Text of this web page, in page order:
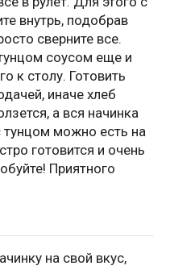
внутрь, подобрав
сверните все.
соусом еще и
к столу. Готовить
иначе хлеб
а вся начинка
тунцом можно есть на
готовится и очень
Приятного
на свой вкус,